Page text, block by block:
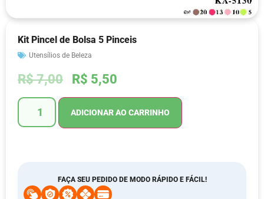
Kit Pincel de Bolsa 5 Pinceis
Utensílios de Beleza
R$7,00 R$ 5,50
ADICIONAR AO CARRINHO
FAÇA SEU PEDIDO DE MODO RÁPIDO E FÁCIL!